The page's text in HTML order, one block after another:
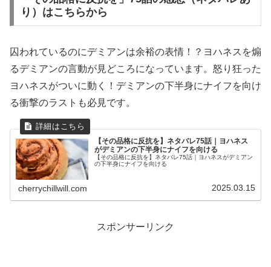
り）はこちらから
囚われているのにデミアンは余裕の表情！？ヨハネスを煽
るデミアンの言動が見どころになっています。怒り狂った
ヨハネスがついに動く！デミアンの下半身にナイフを向け
る衝撃のラストも必見です。
【その品格に反抗を】ネタバレ75話｜ヨハネス
がデミアンの下半身にナイフを向ける
【その品格に反抗を】ネタバレ75話｜ヨハネスがデミアン
の下半身にナイフを向ける
cherrychillwill.com 2025.03.15
スポンサーリンク